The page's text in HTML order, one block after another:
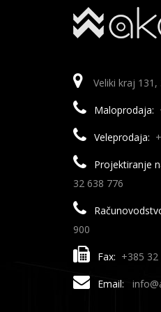
Veliki kraj
Maloprodaja:
Veleprodaja:
Projektiranje
32 638 776
900
Fax: +385
Email: